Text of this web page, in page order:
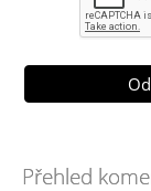
Přehled